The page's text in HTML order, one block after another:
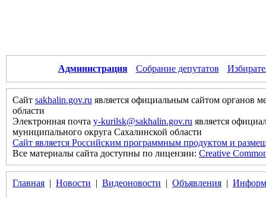
Администрация Собрание депутатов
Сайт sakhalin.gov.ru является официальным сайтом органов
области
Электронная почта y-kurilsk@sakhalin.gov.ru является
муниципального округа Сахалинской области
Сайт является Российским программным продуктом и
Все материалы сайта доступны по лицензии: Creative
Главная | Новости | Видеоновости | Объявления |